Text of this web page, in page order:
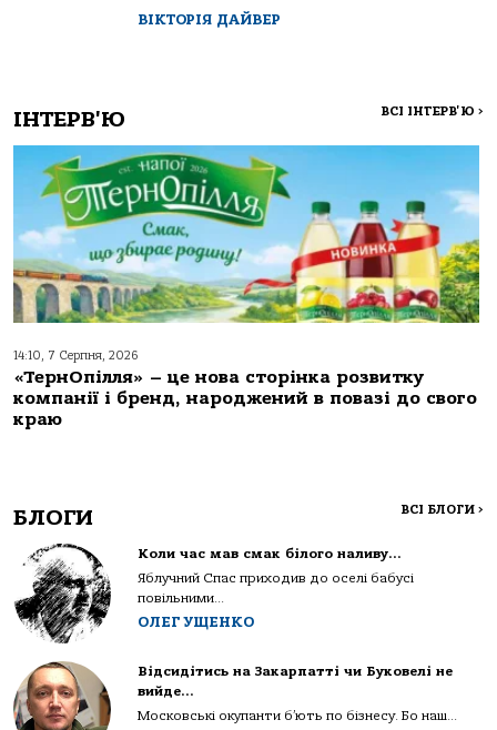
ВІКТОРІЯ ДАЙВЕР
ІНТЕРВ'Ю ВСІ ІНТЕРВ'Ю >
14:10, 7 Серпня, 2026
«ТернОпілля» – це нова сторінка розвитку
компанії і бренд, народжений в повазі до свого
краю
БЛОГИ ВСІ БЛОГИ >
Коли час мав смак білого наливу…
Яблучний Спас приходив до оселі бабусі
повільними...
ОЛЕГ УЩЕНКО
Відсидітись на Закарпатті чи Буковелі не
вийде…
Московські окупанти б’ють по бізнесу. Бо наш...